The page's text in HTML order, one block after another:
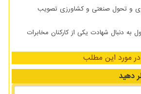
و تحول صنعتی و کشاورزی تصویب
به دنبال شهادت یکی از کارکنان مخابرات
در مورد این مطلب
دهید